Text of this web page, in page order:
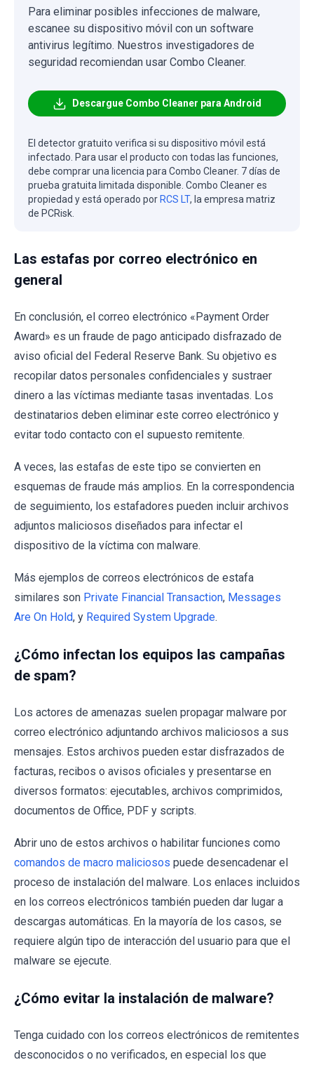
Para eliminar posibles infecciones de malware,
escanee su dispositivo móvil con un software
antivirus legítimo. Nuestros investigadores de
seguridad recomiendan usar Combo Cleaner.
Descargue Combo Cleaner para Android
El detector gratuito verifica si su dispositivo móvil está
infectado. Para usar el producto con todas las funciones,
debe comprar una licencia para Combo Cleaner. 7 días de
prueba gratuita limitada disponible. Combo Cleaner es
propiedad y está operado por RCS LT, la empresa matriz
de PCRisk.
Las estafas por correo electrónico en
general
En conclusión, el correo electrónico «Payment Order
Award» es un fraude de pago anticipado disfrazado de
aviso oficial del Federal Reserve Bank. Su objetivo es
recopilar datos personales confidenciales y sustraer
dinero a las víctimas mediante tasas inventadas. Los
destinatarios deben eliminar este correo electrónico y
evitar todo contacto con el supuesto remitente.
A veces, las estafas de este tipo se convierten en
esquemas de fraude más amplios. En la correspondencia
de seguimiento, los estafadores pueden incluir archivos
adjuntos maliciosos diseñados para infectar el
dispositivo de la víctima con malware.
Más ejemplos de correos electrónicos de estafa
similares son Private Financial Transaction, Messages
Are On Hold, y Required System Upgrade.
¿Cómo infectan los equipos las campañas
de spam?
Los actores de amenazas suelen propagar malware por
correo electrónico adjuntando archivos maliciosos a sus
mensajes. Estos archivos pueden estar disfrazados de
facturas, recibos o avisos oficiales y presentarse en
diversos formatos: ejecutables, archivos comprimidos,
documentos de Office, PDF y scripts.
Abrir uno de estos archivos o habilitar funciones como
comandos de macro maliciosos puede desencadenar el
proceso de instalación del malware. Los enlaces incluidos
en los correos electrónicos también pueden dar lugar a
descargas automáticas. En la mayoría de los casos, se
requiere algún tipo de interacción del usuario para que el
malware se ejecute.
¿Cómo evitar la instalación de malware?
Tenga cuidado con los correos electrónicos de remitentes
desconocidos o no verificados, en especial los que